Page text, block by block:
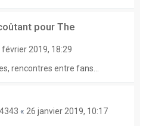
pour The
février 2019, 18:29
rencontres entre fans...
« 26 janvier 2019, 10:17